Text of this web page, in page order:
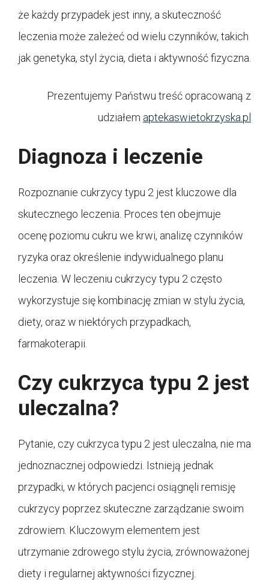
że każdy przypadek jest inny, a skuteczność
leczenia może zależeć od wielu czynników, takich
jak genetyka, styl życia, dieta i aktywność fizyczna.
Prezentujemy Państwu treść opracowaną z
udziałem aptekaswietokrzyska.pl
Diagnoza i leczenie
Rozpoznanie cukrzycy typu 2 jest kluczowe dla
skutecznego leczenia. Proces ten obejmuje
ocenę poziomu cukru we krwi, analizę czynników
ryzyka oraz określenie indywidualnego planu
leczenia. W leczeniu cukrzycy typu 2 często
wykorzystuje się kombinację zmian w stylu życia,
diety, oraz w niektórych przypadkach,
farmakoterapii.
Czy cukrzyca typu 2 jest
uleczalna?
Pytanie, czy cukrzyca typu 2 jest uleczalna, nie ma
jednoznacznej odpowiedzi. Istnieją jednak
przypadki, w których pacjenci osiągnęli remisję
cukrzycy poprzez skuteczne zarządzanie swoim
zdrowiem. Kluczowym elementem jest
utrzymanie zdrowego stylu życia, zrównoważonej
diety i regularnej aktywności fizycznej.